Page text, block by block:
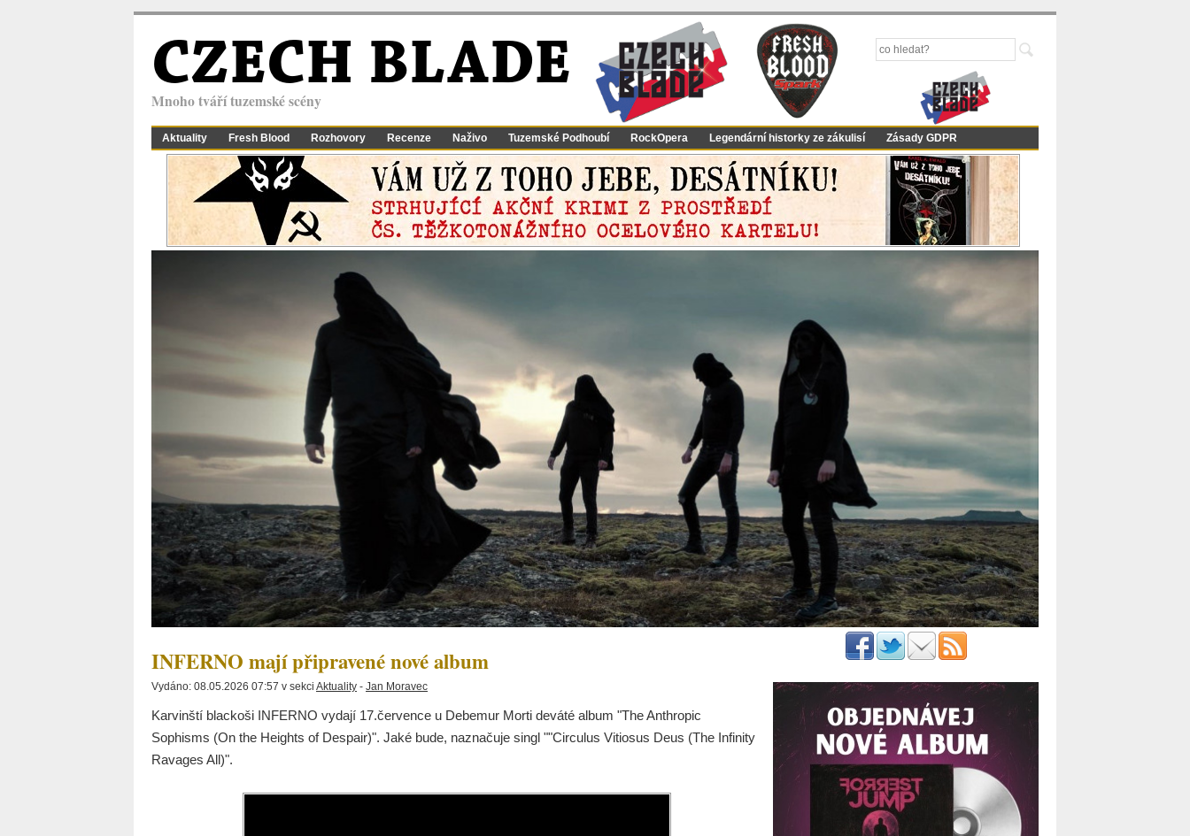
CZECH BLADE
Mnoho tváří tuzemské scény
Aktuality Fresh Blood Rozhovory Recenze Naživo Tuzemské Podhoubí RockOpera Legendární historky ze zákulisí Zásady GDPR
INFERNO mají připravené nové album
Vydáno: 08.05.2026 07:57 v sekci Aktuality - Jan Moravec
Karvinští blackoši INFERNO vydají 17.července u Debemur Morti deváté album "The Anthropic
Sophisms (On the Heights of Despair)". Jaké bude, naznačuje singl ""Circulus Vitiosus Deus (The Infinity
Ravages All)".